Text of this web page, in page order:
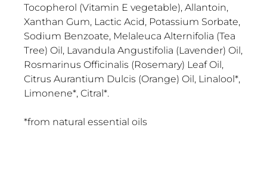
Tocopherol (Vitamin E vegetable), Allantoin,
Xanthan Gum, Lactic Acid, Potassium Sorbate,
Sodium Benzoate, Melaleuca Alternifolia (Tea
Tree) Oil, Lavandula Angustifolia (Lavender) Oil,
Rosmarinus Officinalis (Rosemary) Leaf Oil,
Citrus Aurantium Dulcis (Orange) Oil, Linalool*,
Limonene*, Citral*.
*from natural essential oils